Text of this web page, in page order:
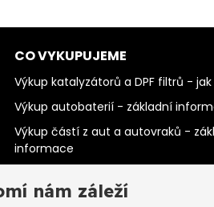
CO VYKUPUJEME
Výkup katalyzátorů a DPF filtrů -
Výkup autobaterií - základní
Výkup částí z aut a autovraků -
informace
Výkup PC šrotu a mobilů - základní
nám záleží